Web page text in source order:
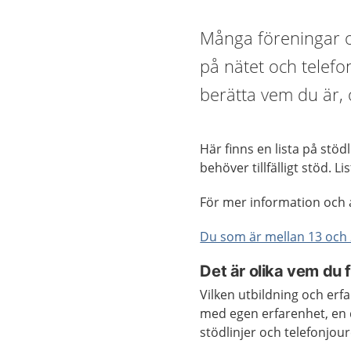
Många föreningar
på nätet och
berätta vem du är,
Här finns en lista på
behöver tillfälligt stöd.
För mer information och
Du som är mellan 13
Det är olika vem du
Vilken utbildning och
med egen erfarenhet,
stödlinjer och